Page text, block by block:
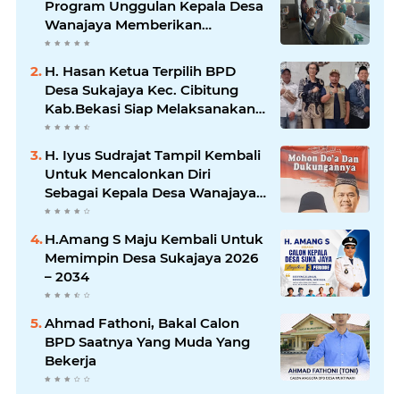
Program Unggulan Kepala Desa
Wanajaya Memberikan
pelatihan Ketrampilan Untuk
H. Hasan Ketua Terpilih BPD
Desa Sukajaya Kec. Cibitung
Kab.Bekasi Siap Melaksanakan
Aspirasi Masyarakat
H. Iyus Sudrajat Tampil Kembali
Untuk Mencalonkan Diri
Sebagai Kepala Desa Wanajaya
Bergema dari Warga Ujung
Perumahan
H.Amang S Maju Kembali Untuk
Memimpin Desa Sukajaya 2026
– 2034
Ahmad Fathoni, Bakal Calon
BPD Saatnya Yang Muda Yang
Bekerja